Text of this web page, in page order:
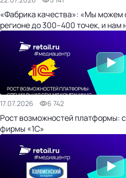
«Фабрика качества»: «Мы можем
регионе до 300–400 точек, и нам
17.07.2026 6 742
Рост возможностей платформы:
фирмы «1С»